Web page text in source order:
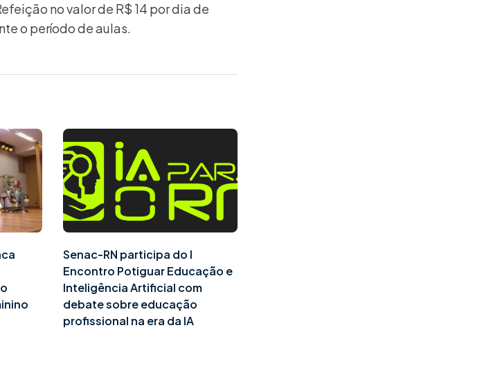
no valor de R$ 14 por dia de
o período de aulas.
Senac-RN participa do I
Encontro Potiguar Educação e
Inteligência Artificial com
debate sobre educação
profissional na era da IA